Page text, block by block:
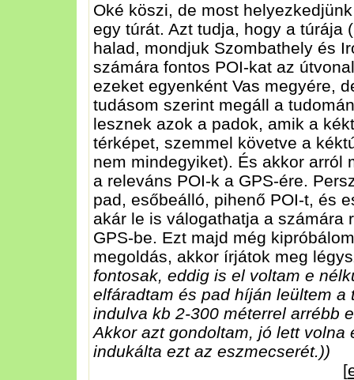
Oké köszi, de most
egy túrát. Azt tudja, hogy a túrája
halad, mondjuk Szombathely és
számára fontos POI-kat az
ezeket egyenként Vas megyére,
tudásom szerint megáll a
lesznek azok a padok, amik a
térképet, szemmel követve a
nem mindegyiket). És akkor arról
a releváns POI-k a GPS-ére.
pad, esőbeálló, pihenő POI-t, és
akár le is válogathatja a számára
GPS-be. Ezt majd még
megoldás, akkor írjátok meg
fontosak, eddig is el voltam e
elfáradtam és pad híján leültem
indulva kb 2-300 méterrel arrébb
Akkor azt gondoltam, jó lett
indukálta ezt az eszmecserét.))
[